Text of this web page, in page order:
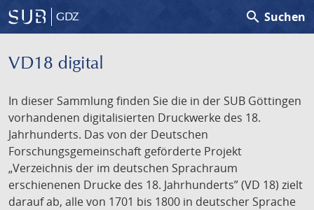
GDZ search Suchen
VD18 digital
In dieser Sammlung finden Sie die in der SUB Göttingen
vorhandenen digitalisierten Druckwerke des 18.
Jahrhunderts. Das von der Deutschen
Forschungsgemeinschaft geförderte Projekt
„Verzeichnis der im deutschen Sprachraum
erschienenen Drucke des 18. Jahrhunderts” (VD 18) zielt
darauf ab, alle von 1701 bis 1800 in deutscher Sprache